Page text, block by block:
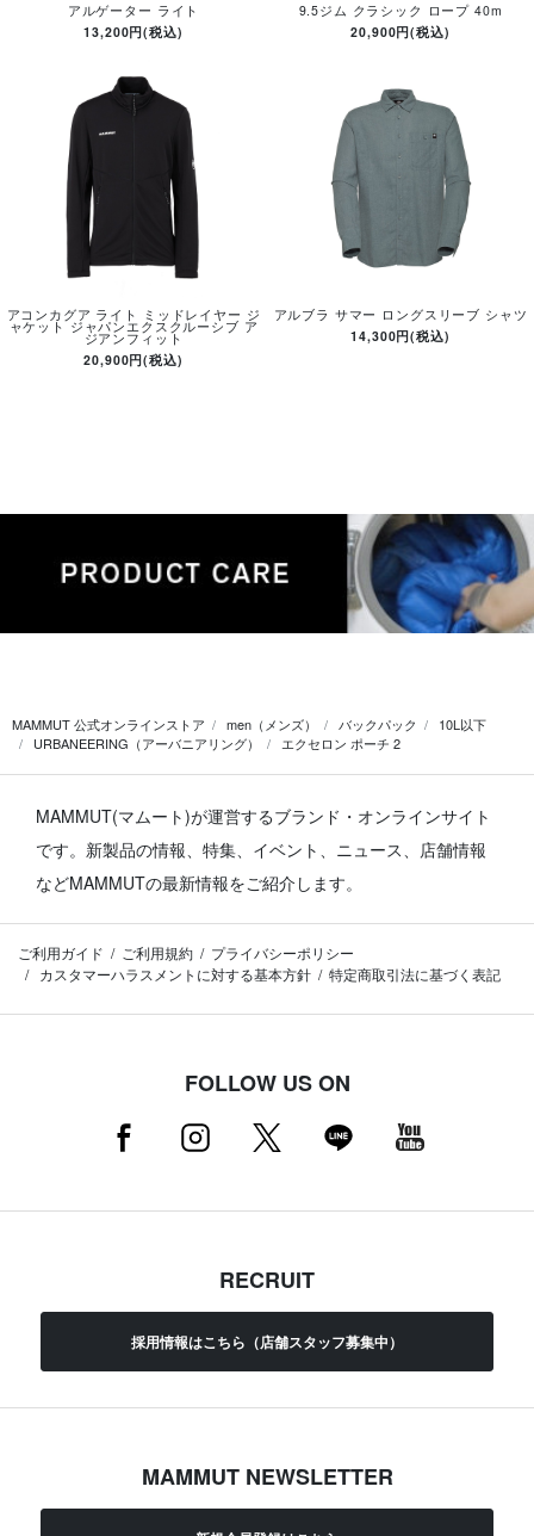
アルゲーター ライト
13,200円(税込)
9.5ジム クラシック ロープ 40m
20,900円(税込)
アコンカグア ライト ミッドレイヤー ジ
ャケット ジャパンエクスクルーシブ ア
ジアンフィット
20,900円(税込)
アルブラ サマー ロングスリーブ シャツ
14,300円(税込)
MAMMUT 公式オンラインストア men（メンズ） バックパック
10L以下
URBANEERING（アーバニアリング）
エクセロン ポーチ 2
MAMMUT(マムート)が運営するブランド・オンラインサイト
です。 新製品の情報、特集、イベント、ニュース、店舗情報
などMAMMUTの最新情報をご紹介します。
ご利用ガイド ご利用規約
プライバシーポリシー
カスタマーハラスメントに対する基本方針
特定商取引法に基づく表記
FOLLOW US ON
RECRUIT
採用情報はこちら（店舗スタッフ募集中）
MAMMUT NEWSLETTER